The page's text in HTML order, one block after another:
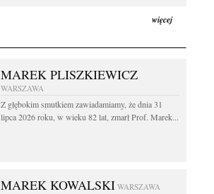
więcej
MAREK PLISZKIEWICZ
WARSZAWA
Z głębokim smutkiem zawiadamiamy, że dnia 31
lipca 2026 roku, w wieku 82 lat, zmarł Prof. Marek...
MAREK KOWALSKI WARSZAWA